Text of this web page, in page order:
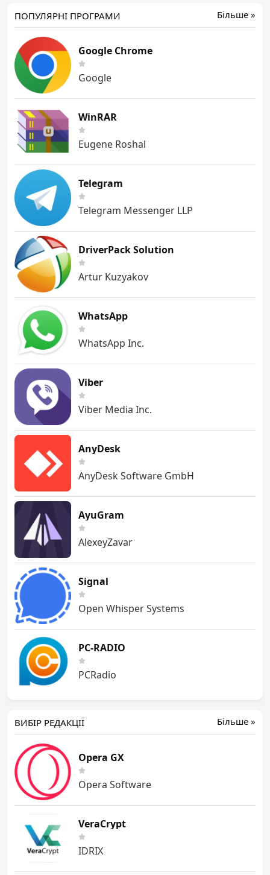
Більше »
ПОПУЛЯРНІ ПРОГРАМИ
Google Chrome
Google
WinRAR
Eugene Roshal
Telegram
Telegram Messenger LLP
DriverPack Solution
Artur Kuzyakov
WhatsApp
WhatsApp Inc.
Viber
Viber Media Inc.
AnyDesk
AnyDesk Software GmbH
AyuGram
AlexeyZavar
Signal
Open Whisper Systems
PC-RADIO
PCRadio
Більше »
ВИБІР РЕДАКЦІЇ
Opera GX
Opera Software
VeraCrypt
IDRIX